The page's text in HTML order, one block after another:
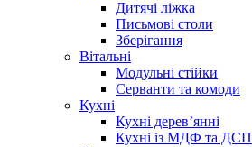
Дитячі ліжка
Письмові столи
Зберігання
Вітальні
Модульні стійки
Серванти та комоди
Кухні
Кухні дерев’янні
Кухні із МДФ та ДСП